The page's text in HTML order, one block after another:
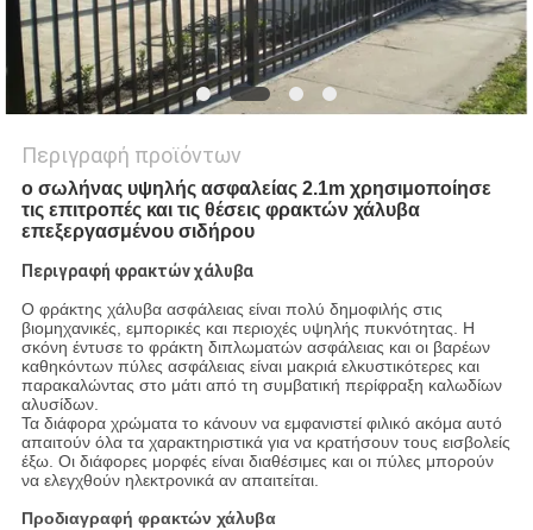
Περιγραφή προϊόντων
ο σωλήνας υψηλής ασφαλείας 2.1m χρησιμοποίησε
τις επιτροπές και τις θέσεις φρακτών χάλυβα
επεξεργασμένου σιδήρου
Περιγραφή φρακτών χάλυβα
Ο φράκτης χάλυβα ασφάλειας είναι πολύ δημοφιλής στις
βιομηχανικές, εμπορικές και περιοχές υψηλής πυκνότητας. Η
σκόνη έντυσε το φράκτη διπλωματών ασφάλειας και οι βαρέων
καθηκόντων πύλες ασφάλειας είναι μακριά ελκυστικότερες και
παρακαλώντας στο μάτι από τη συμβατική περίφραξη καλωδίων
αλυσίδων.
Τα διάφορα χρώματα το κάνουν να εμφανιστεί φιλικό ακόμα αυτό
απαιτούν όλα τα χαρακτηριστικά για να κρατήσουν τους εισβολείς
έξω. Οι διάφορες μορφές είναι διαθέσιμες και οι πύλες μπορούν
να ελεγχθούν ηλεκτρονικά αν απαιτείται.
Προδιαγραφή φρακτών χάλυβα